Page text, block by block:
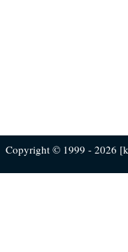
Copyright © 1999 - 2026